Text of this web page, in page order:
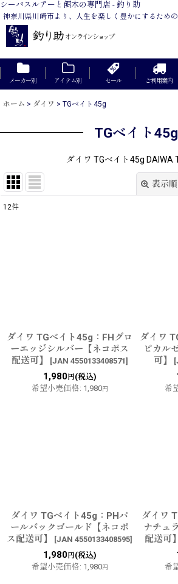
シーバスルアーと餌木の専門店 - 釣り助
神奈川県川崎市より、人生を楽しく豊かにするため
メーカー別 アイテム別 セール ご利用案内
ホーム > ダイワ > TGベイト45g
TGベイト45g
ダイワ TGベイト45g DAIWA
表示
12件
ダイワ TGベイト45g：FHグロ
ーエッジシルバー【ネコポス
配送可】
[JAN 4550133408571]
1,980円(税込)
希望小売価格: 1,980円
ダイワ
ピカル
可】
[
希
ダイワ TGベイト45g：PHパ
ールバックゴールド【ネコポ
ス配送可】
[JAN 4550133408595]
1,980円(税込)
希望小売価格: 1,980円
ダイワ
ナチュ
配送可】
希